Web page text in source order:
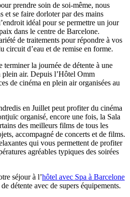
prendre soin de soi-même, nous
et se faire dorloter par des mains
idéal pour se permettre un jour
dans le centre de Barcelone.
de traitements pour répondre à vos
circuit d’eau et de remise en forme.
la journée de détente à une
plein air. Depuis l’Hôtel Omm
de cinéma en plein air organisées au
en Juillet peut profiter du cinéma
organisé, encore une fois, la Sala
des meilleurs films de tous les
accompagné de concerts et de films.
qui vous permettent de profiter
agréables typiques des soirées
séjour à l’hôtel avec Spa à Barcelone
détente avec de supers équipements.